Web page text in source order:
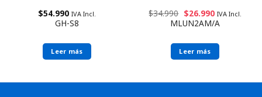
$54.990 IVA Incl.
GH-S8
Leer más
$34.990 $26.990 IVA Incl.
MLUN2AM/A
Leer más